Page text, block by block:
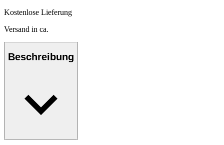
Kostenlose Lieferung
Versand in ca.
Beschreibung